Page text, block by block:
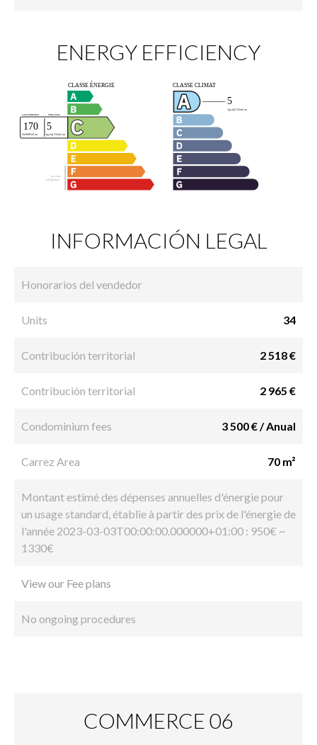
ENERGY EFFICIENCY
INFORMACIÓN LEGAL
Honorarios del vendedor
Units 34
Contribución territorial 2 518 €
Contribución territorial 2 965 €
Condominium fees 3 500 € / Anual
Carrez Area 70 m²
Montant estimé des dépenses annuelles d'énergie pour
un usage standard, établie à partir des prix de l'énergie de
l'année 2023-03-03T00:00:00.000000+01:00 : 950€ ~
1330€
View our Fee plans
No ongoing procedures
COMMERCE 06